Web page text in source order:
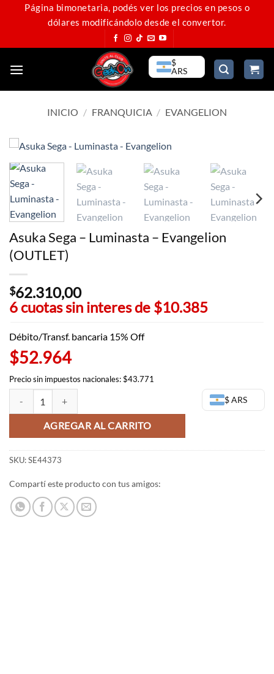
Página bimonetaria, podés ver los precios en pesos o
dólares modificándolo desde el convertor.
$
ARS
INICIO / FRANQUICIA / EVANGELION
Asuka Sega – Luminasta – Evangelion
(OUTLET)
$62.310,00
6 cuotas sin interes de $10.385
Débito/Transf. bancaria 15% Off
$52.964
Precio sin impuestos nacionales: $43.771
$ ARS
Asuka Sega - Luminasta - Evangelion (OUTLET) cantidad
AGREGAR AL CARRITO
SKU:SE44373
Compartí este producto con tus amigos: